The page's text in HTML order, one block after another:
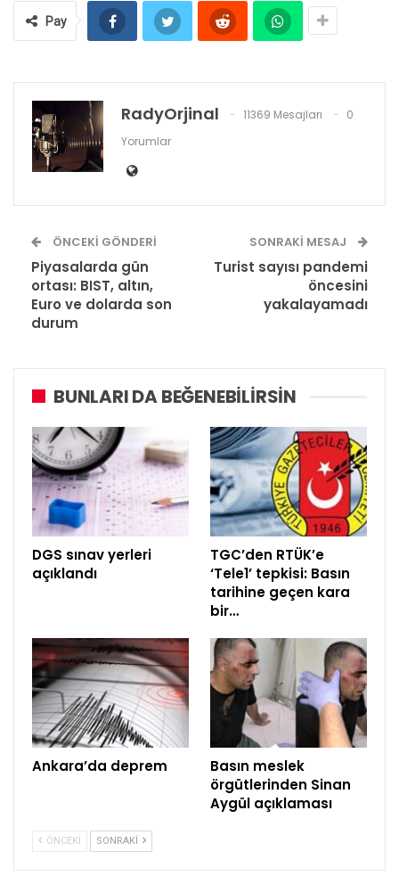
Pay
RadyOrjinal 11369 Mesajları
0
Yorumlar
ÖNCEKI GÖNDERI
Piyasalarda gün
ortası: BIST, altın,
Euro ve dolarda son
durum
SONRAKI MESAJ
Turist sayısı pandemi
öncesini
yakalayamadı
BUNLARI DA BEĞENEBILIRSIN
DGS sınav yerleri
açıklandı
TGC’den RTÜK’e
‘Tele1’ tepkisi: Basın
tarihine geçen kara
bir…
Ankara’da deprem
Basın meslek
örgütlerinden Sinan
Aygül açıklaması
ÖNCEKI SONRAKI